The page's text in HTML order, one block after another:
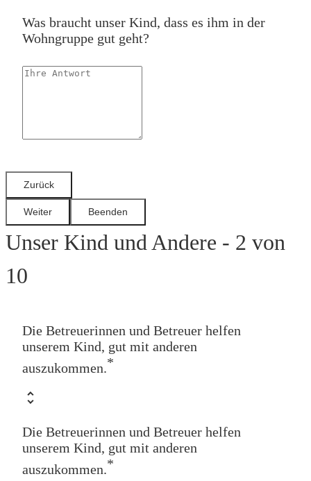
Was braucht unser Kind, dass es ihm in der
Wohngruppe gut geht?
Unser Kind und Andere - 2 von
10
Die Betreuerinnen und Betreuer helfen
unserem Kind, gut mit anderen
auszukommen. *
Die Betreuerinnen und Betreuer helfen
unserem Kind, gut mit anderen
auszukommen.*